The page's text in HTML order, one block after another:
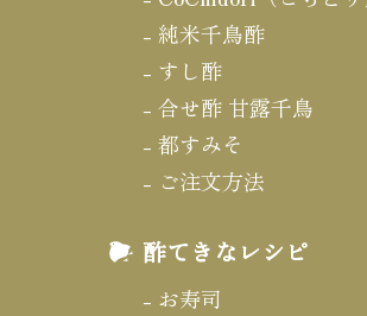
純米千鳥酢
すし酢
合せ酢 甘露千鳥
都すみそ
ご注文方法
酢てきなレシピ
お寿司